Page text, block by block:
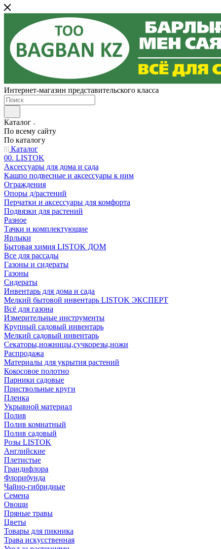
Интернет-магазин представительского класса
Каталог
По всему сайту
По каталогу
Каталог
00. LISTOK
Аксессуары для дома и сада
Кашпо подвесные и аксессуары к ним
Ограждения
Опоры д/растений
Перчатки и аксессуары для комфорта
Подвязки для растений
Разное
Тачки и комплектующие
Ярлыки
Бытовая химия LISTOK ДОМ
Все для рассады
Газоны и сидераты
Газоны
Сидераты
Инвентарь для дома и сада
Мелкий бытовой инвентарь LISTOK ЭКСПЕРТ
Всё для газона
Измерительные инструменты
Крупный садовый инвентарь
Мелкий садовый инвентарь
Секаторы,ножницы,сучкорезы,ножи
Распродажа
Материалы для укрытия растений
Кокосовое полотно
Парники садовые
Приствольные круги
Пленка
Укрывной материал
Полив
Полив комнатный
Полив садовый
Розы LISTOK
Английские
Плетистые
Грандифлора
Флорибунда
Чайно-гибридные
Семена
Овощи
Пряные травы
Цветы
Товары для пикника
Трава искусственная